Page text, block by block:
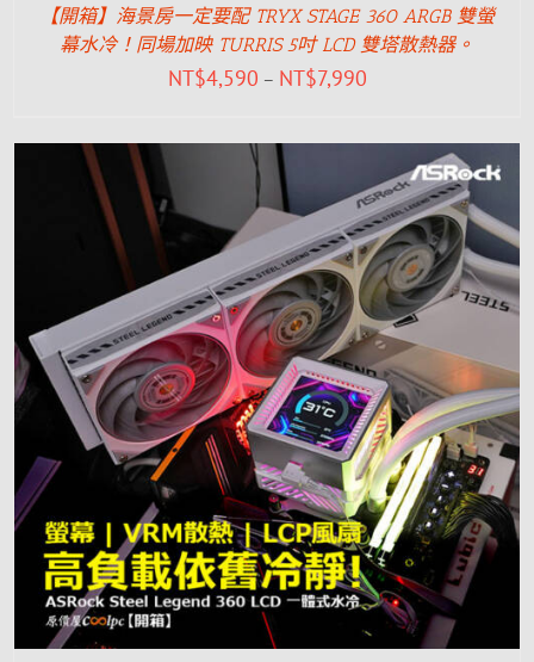
【開箱】海景房一定要配 TRYX STAGE 360 ARGB 雙螢
幕水冷！同場加映 TURRIS 5吋 LCD 雙塔散熱器。
NT$4,590 – NT$7,990